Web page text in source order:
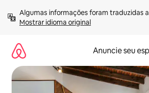
para
Mostrar idioma original
Anuncie seu